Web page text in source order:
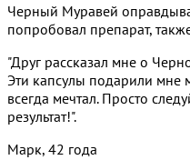
Черный Муравей
попробовал препарат,
"Друг рассказал мне о
Эти капсулы подарили мне
всегда мечтал. Просто
результат!".
Марк, 42 года